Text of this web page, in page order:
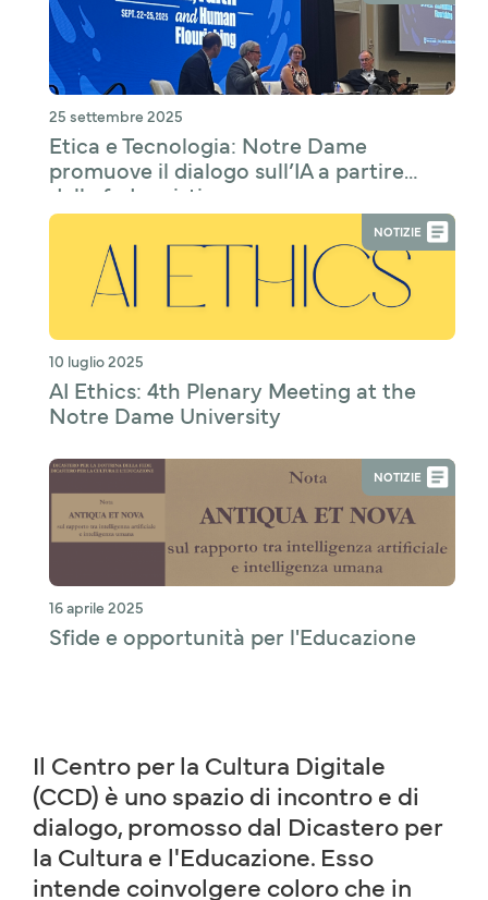
25 settembre 2025
Etica e Tecnologia: Notre Dame
promuove il dialogo sull’IA a partire
dalla fede cristiana
NOTIZIE
10 luglio 2025
AI Ethics: 4th Plenary Meeting at the
Notre Dame University
NOTIZIE
16 aprile 2025
Sfide e opportunità per l'Educazione
Il Centro per la Cultura Digitale
(CCD) è uno spazio di incontro e di
dialogo, promosso dal Dicastero per
la Cultura e l'Educazione. Esso
intende coinvolgere coloro che in